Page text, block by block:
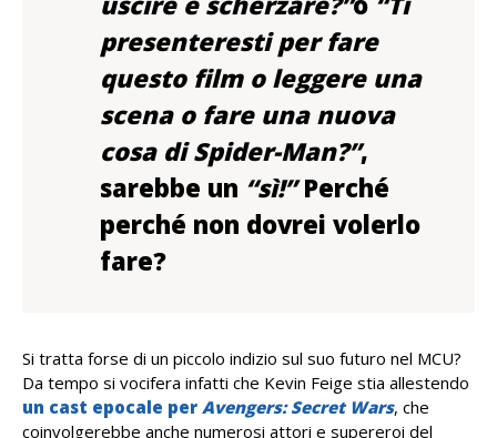
presenteresti per fare
questo film o leggere una
scena ofare una nuova
cosa di Spider-Man?”,
sarebbe un “sì!”Perché
perché non dovrei volerlo
fare?
Si tratta forse di un piccolo indizio sul suo futuro nel MCU?
Da tempo si vocifera infatti che Kevin Feige stia allestendo
un cast epocale per Avengers: Secret Wars, che
coinvolgerebbe anche numerosi attori e supereroi del